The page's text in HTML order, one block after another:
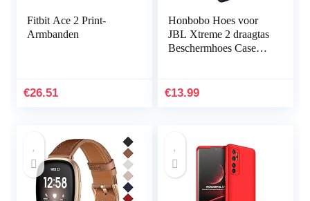
Fitbit Ace 2 Print-
Armbanden
€26.51
Honbobo Hoes voor
JBL Xtreme 2 draagtas
Beschermhoes Case
& oplader
€13.99